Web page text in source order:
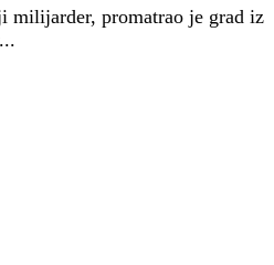
milijarder, promatrao je grad iz